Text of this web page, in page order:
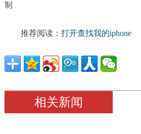
制
推荐阅读： 打开查找我的iphone
相关新闻